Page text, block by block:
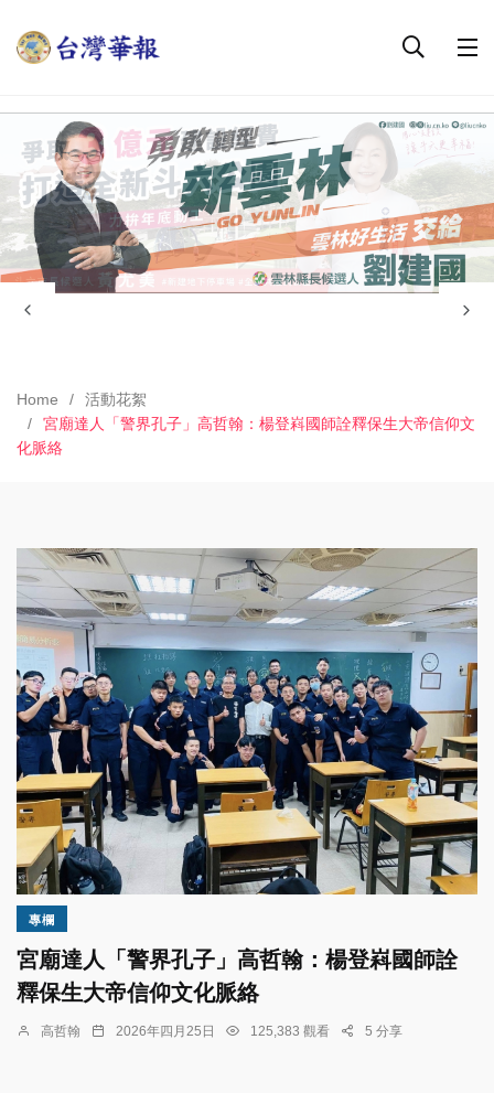
Home
活動花絮
宮廟達人「警界孔子」高哲翰：楊登嵙國師詮釋保生大帝信仰文
化脈絡
專欄
宮廟達人「警界孔子」高哲翰：楊登嵙國師詮
釋保生大帝信仰文化脈絡
高哲翰 2026年四月25日 125,383 觀看 5 分享